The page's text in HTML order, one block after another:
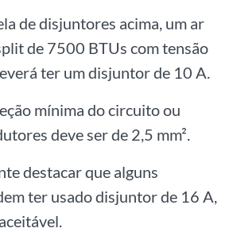
de disjuntores acima, um ar
de 7500 BTUs com tensão
ter um disjuntor de 10 A.
mínima do circuito ou
deve ser de 2,5 mm².
destacar que alguns
ter usado disjuntor de 16 A,